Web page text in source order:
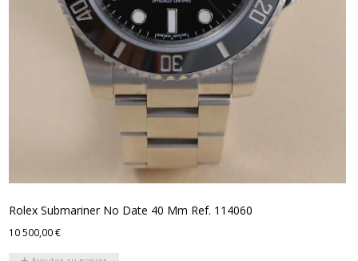
Rolex Submariner No Date 40 Mm Ref. 114060
10 500,00€